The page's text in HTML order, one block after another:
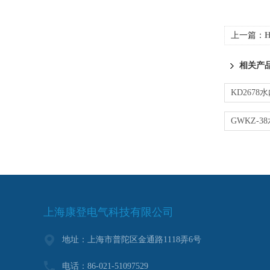
上一篇：
相关产
上海康登电气科技有限公司
地址：上海市普陀区金通路1118弄6号
电话：86-021-51097529